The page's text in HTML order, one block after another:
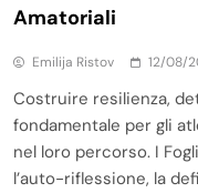
Amatoriali
Emilija Ristov 12/08/
Costruire resilienza,
fondamentale per gli
nel loro percorso. I
l’auto-riflessione, la